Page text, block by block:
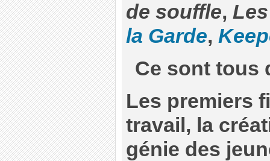
de souffle,
la Garde,
Ce sont tous
Les premiers
travail, la
génie des